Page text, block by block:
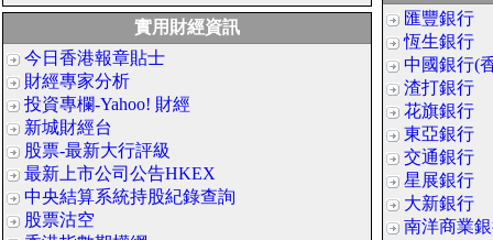
實用財經資訊
今日香港報章貼士
財經專家分析
投資專欄-Yahoo! 財經
新城財經台
股票-最新大行評級
最新上市公司公告HKEX
中央結算系統持股紀錄查詢
股票沽空
匯豐銀行
恆生銀行
中國銀行(
渣打銀行
花旗銀行
東亞銀行
交通銀行
星展銀行
大新銀行
南洋商業